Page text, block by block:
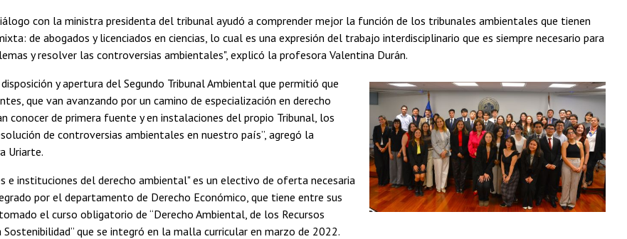
con la ministra presidenta del tribunal ayudó a comprender mejor la función de los tribunales ambientales que tienen
de abogados y licenciados en ciencias, lo cual es una expresión del trabajo interdisciplinario que es siempre necesario para
y resolver las controversias ambientales", explicó la profesora Valentina Durán.
y apertura del Segundo Tribunal Ambiental que permitió que
que van avanzando por un camino de especialización en derecho
conocer de primera fuente y en instalaciones del propio Tribunal, los
de controversias ambientales en nuestro país”, agregó la
Uriarte.
e instituciones del derecho ambiental" es un electivo de oferta necesaria
por el departamento de Derecho Económico, que tiene entre sus
el curso obligatorio de “Derecho Ambiental, de los Recursos
que se integró en la malla curricular en marzo de 2022.